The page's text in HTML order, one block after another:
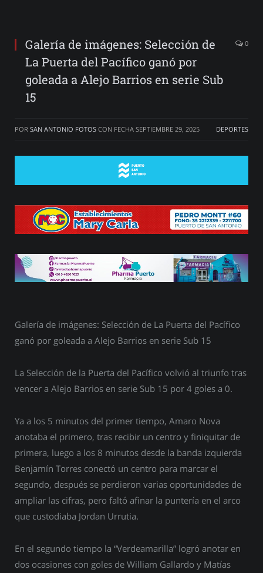
Galería de imágenes: Selección de
La Puerta del Pacífico ganó por
goleada a Alejo Barrios en serie Sub
15
0
POR SAN ANTONIO FOTOS CON FECHA SEPTIEMBRE 29, 2025 DEPORTES
Galería de imágenes: Selección de La Puerta del Pacífico
ganó por goleada a Alejo Barrios en serie Sub 15
La Selección de la Puerta del Pacífico volvió al triunfo tras
vencer a Alejo Barrios en serie Sub 15 por 4 goles a 0.
Ya a los 5 minutos del primer tiempo, Amaro Nova
anotaba el primero, tras recibir un centro y finiquitar de
primera, luego a los 8 minutos desde la banda izquierda
Benjamín Torres conectó un centro para marcar el
segundo, después se perdieron varias oportunidades de
ampliar las cifras, pero faltó afinar la puntería en el arco
que custodiaba Jordan Urrutia.
En el segundo tiempo la “Verdeamarilla” logró anotar en
dos ocasiones con goles de William Gallardo y Matías